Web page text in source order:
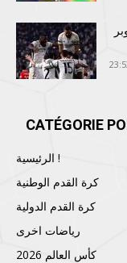
CATÉGORIE
الرئيسية !
كرة القدم الوطنية
كرة القدم الدولية
رياضات اخرى
كأس العالم 2026